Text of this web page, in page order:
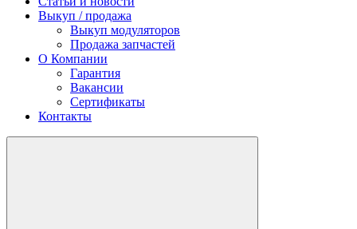
Выкуп / продажа
Выкуп модуляторов
Продажа запчастей
О Компании
Гарантия
Вакансии
Сертификаты
Контакты